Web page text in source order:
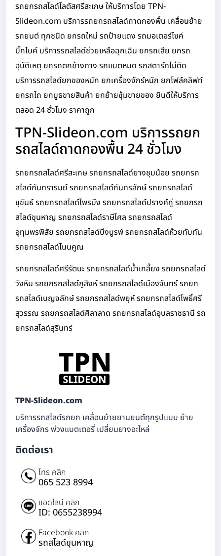
รถยกรถสไลด์โลตัสศรีสะเกษ ให้บริการโดย TPN-
Slideon.com บริการรถยกรถสไลด์ถาดกองพื้น เคลื่อนย้าย
รถยนต์ ทุกชนิด ยกรถใหม่ รถป้ายแดง รถมอเตอร์ไซค์
บิ๊กไบค์ บริการรถสไลด์ช่วยเหลือฉุกเฉิน ยกรถเสีย ยกรถ
อุบัติเหตุ ยกรถตกข้างทาง รถแบตหมด รถสตาร์ทไม่ติด
บริการรถสไลด์ยกของหนัก ยกเครื่องจักร์หนัก ยกโฟล์คลิฟท์
ยกรถไถ ยกบูธขายสินค้า ยกย้ายซุ้มขายของ ยินดีให้บริการ
ตลอด 24 ชั่วโมง ราคาถูก
TPN-Slideon.com บริการรถยก
รถสไลด์ถาดกองพื้น 24 ชั่วโมง
รถยกรถสไลด์ศรีสะเกษ รถยกรถสไลด์ยางชุมน้อย รถยกรถ
สไลด์กันทรารมย์ รถยกรถสไลด์กันทรลักษ์ รถยกรถสไลด์
ขุขันธ์ รถยกรถสไลด์ไพรบึง รถยกรถสไลด์ปรางค์กู่ รถยกรถ
สไลด์ขุนหาญ รถยกรถสไลด์ราษีไศล รถยกรถสไลด์
อุทุมพรพิสัย รถยกรถสไลด์บึงบูรพ์ รถยกรถสไลด์ห้วยทับทัน
รถยกรถสไลด์โนนคูณ
รถยกรถสไลด์ศรีรัตนะ รถยกรถสไลด์น้ำเกลี้ยง รถยกรถสไลด์
วังหิน รถยกรถสไลด์ภูสิงห์ รถยกรถสไลด์เมืองจันทร์ รถยก
รถสไลด์เบญจลักษ์ รถยกรถสไลด์พยุห์ รถยกรถสไลด์โพธิ์ศรี
สุวรรณ รถยกรถสไลด์ศิลาลาด รถยกรถสไลด์อุบลราชธานี รถ
ยกรถสไลด์สุรินทร์
TPN-Slideon.com
บริการรถสไลด์รถยก เคลื่อนย้ายยานยนต์ทุกรูปแบบ ย้าย
เครื่องจักร พ่วงแบตเตอรี่ เปลี่ยนยางอะไหล่
ติดต่อเรา
โทร คลิก
065 523 8994
แอดไลน์ คลิก
ID: 0655238994
Facebook คลิก
รถสไลด์ขุนหาญ